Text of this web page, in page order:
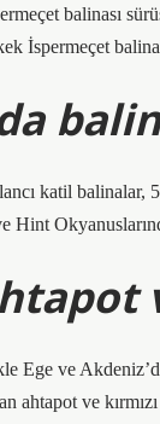
balinası
İspermeçet
katil balinalar,
Hint
Ege ve
ahtapot ve